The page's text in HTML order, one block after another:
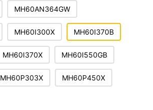
MH60AN364GW
MH60I300X MH60I370B
MH60I370X MH60I550GB
MH60P303X MH60P450X